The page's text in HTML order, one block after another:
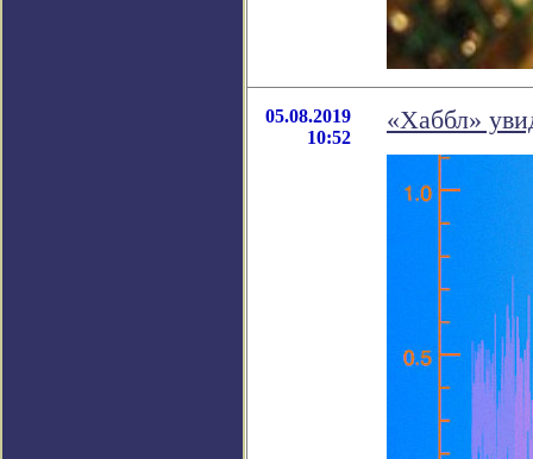
05.08.2019
10:52
«Хаббл»